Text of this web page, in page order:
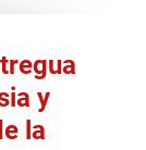
y
la